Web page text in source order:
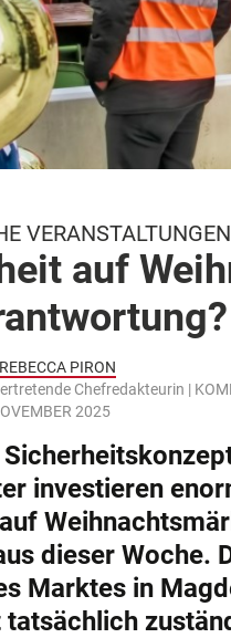
auf
REBECCA PIRON
Chefredakteurin |
2025
investieren
dieser Woche.
Marktes in
tatsächlich